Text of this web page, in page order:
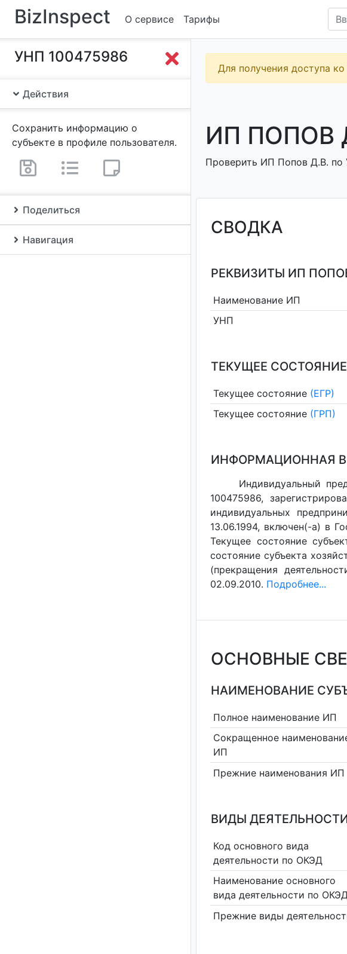
BizInspect О сервисе Тарифы
УНП 100475986
Действия
Сохранить информацию о
субъекте в профиле пользователя.
Поделиться
Навигация
Для получения доступа
ИП ПОПОВ
Проверить ИП Попов Д.В. по
СВОДКА
РЕКВИЗИТЫ ИП
Наименование ИП
УНП
ТЕКУЩЕЕ
Текущее состояние (ЕГР)
Текущее состояние (ГРП)
ИНФОРМАЦИОННАЯ
Индивидуальный
100475986,
индивидуальных
13.06.1994, включен(-a) в
Текущее состояние
состояние субъекта
(прекращения
02.09.2010. Подробнее...
ОСНОВНЫЕ
НАИМЕНОВАНИЕ
Полное наименование ИП
Сокращенное
ИП
Прежние наименования ИП
ВИДЫ
Код основного вида
деятельности по ОКЭД
Наименование основного
вида деятельности по
Прежние виды